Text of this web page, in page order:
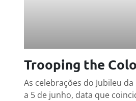
Trooping the
As celebrações do Jubileu
a 5 de junho, data que